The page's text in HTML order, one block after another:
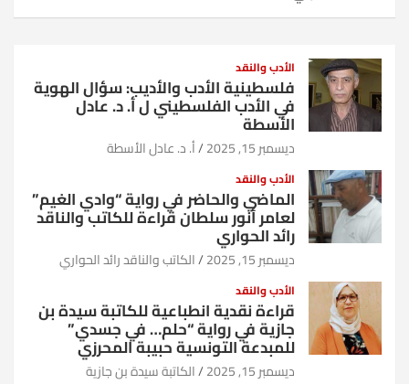
الأدب والنقد
فلسطينية الأدب والأديب: سؤال الهوية
في الأدب الفلسطيني ل أ. د. عادل
الأسطة
ديسمبر 15, 2025 أ. د. عادل الأسطة
الأدب والنقد
الماضي والحاضر في رواية “وادي الغيم”
لعامر أنور سلطان قراءة للكاتب والناقد
رائد الحواري
ديسمبر 15, 2025 الكاتب والناقد رائد الحواري
الأدب والنقد
قراءة نقدية انطباعية للكاتبة سيدة بن
جازية في رواية “حلم… في جسدي”
للمبدعة التونسية حبيبة المحرزي
ديسمبر 15, 2025 الكاتبة سيدة بن جازية